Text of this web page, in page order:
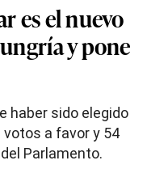
es el nuevo
y pone
haber sido elegido
votos a favor y 54
Parlamento.